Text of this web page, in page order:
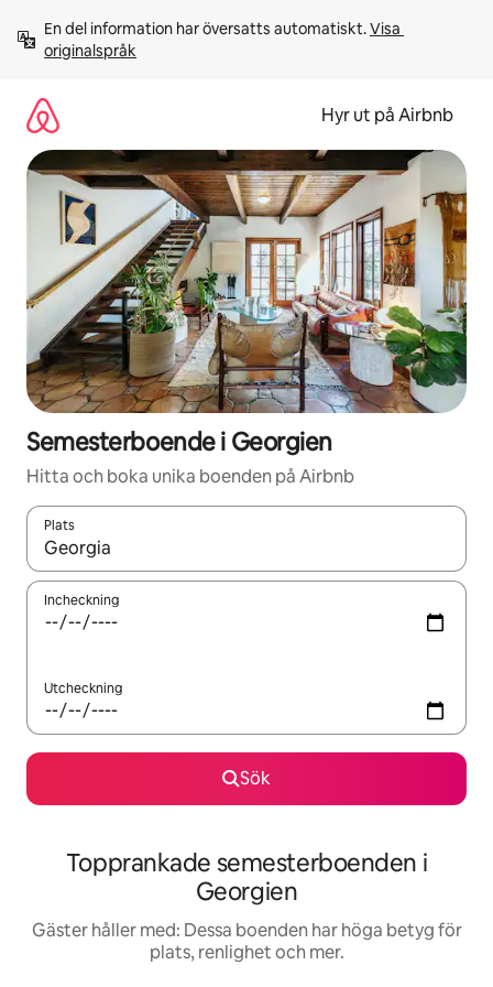
innehåll
En del information har översatts automatiskt. Visa
originalspråk
Hyr ut på Airbnb
Semesterboende i Georgien
Hitta och boka unika boenden på Airbnb
Plats
När resultaten är tillgängliga kan du navigera med upp- och
Incheckning
Utcheckning
Sök
Topprankade semesterboenden i
Georgien
Gäster håller med: Dessa boenden har höga betyg för
plats, renlighet och mer.